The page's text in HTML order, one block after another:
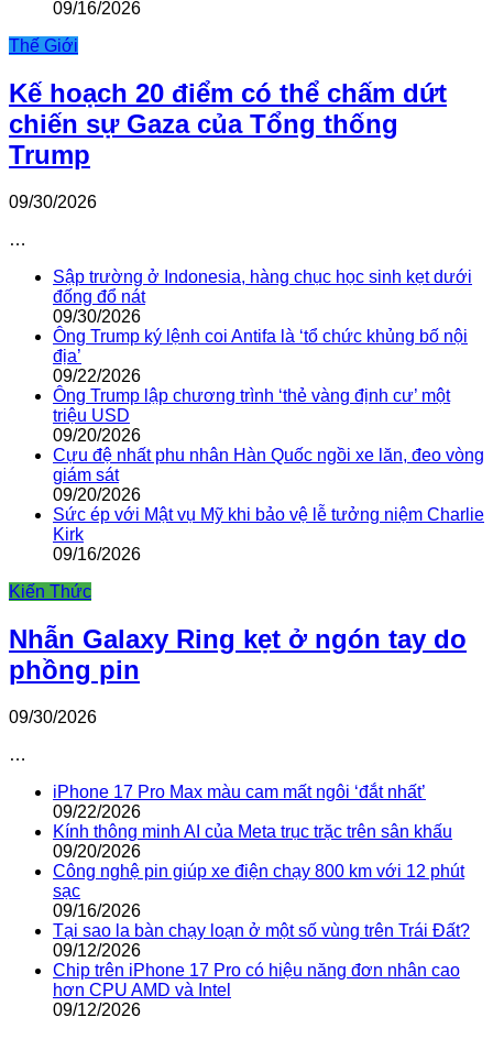
09/16/2026
Thế Giới
Kế hoạch 20 điểm có thể chấm dứt
chiến sự Gaza của Tổng thống
Trump
09/30/2026
…
Sập trường ở Indonesia, hàng chục học sinh kẹt dưới
đống đổ nát
09/30/2026
Ông Trump ký lệnh coi Antifa là ‘tổ chức khủng bố nội
địa’
09/22/2026
Ông Trump lập chương trình ‘thẻ vàng định cư’ một
triệu USD
09/20/2026
Cựu đệ nhất phu nhân Hàn Quốc ngồi xe lăn, đeo vòng
giám sát
09/20/2026
Sức ép với Mật vụ Mỹ khi bảo vệ lễ tưởng niệm Charlie
Kirk
09/16/2026
Kiến Thức
Nhẫn Galaxy Ring kẹt ở ngón tay do
phồng pin
09/30/2026
…
iPhone 17 Pro Max màu cam mất ngôi ‘đắt nhất’
09/22/2026
Kính thông minh AI của Meta trục trặc trên sân khấu
09/20/2026
Công nghệ pin giúp xe điện chạy 800 km với 12 phút
sạc
09/16/2026
Tại sao la bàn chạy loạn ở một số vùng trên Trái Đất?
09/12/2026
Chip trên iPhone 17 Pro có hiệu năng đơn nhân cao
hơn CPU AMD và Intel
09/12/2026